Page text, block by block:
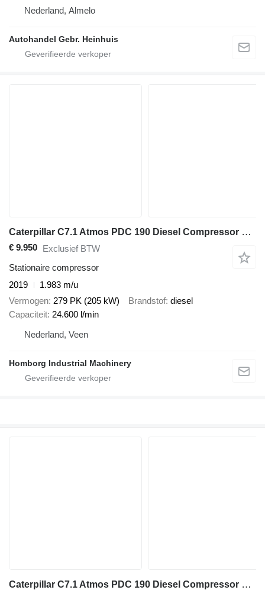
Nederland, Almelo
Autohandel Gebr. Heinhuis
Caterpillar C7.1 Atmos PDC 190 Diesel Compressor 24,6 m3 / min 10 Bar
€ 9.950 Exclusief BTW
Stationaire compressor
2019
1.983 m/u
Vermogen 279 PK (205 kW) Brandstof diesel
Capaciteit 24.600 l/min
Nederland, Veen
Homborg Industrial Machinery
Caterpillar C7.1 Atmos PDC 190 Diesel Compressor 24,6 m3 / min 10 Bar